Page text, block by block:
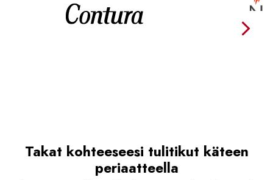
Takat kohteeseesi tulitikut käteen
periaatteella